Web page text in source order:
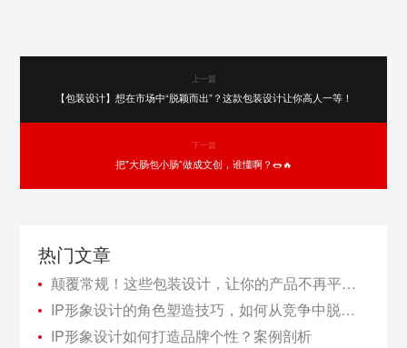
上一篇
【包装设计】想在市场中“脱颖而出”？这款包装设计让你高人一等！
下一篇
把"大肠包小肠"做成文创，谁懂啊？🌭🔥
热门文章
颠覆常规！这些包装设计，让你的产品不再平凡！
IP形象设计的角色塑造技巧，如何从竞争中脱颖而出？
IP形象设计如何打造品牌个性？案例剖析